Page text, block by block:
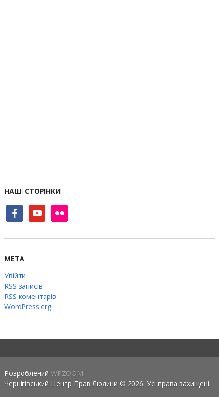
НАШІ СТОРІНКИ
facebookyoutube flickr
МЕТА
Увійти
RSS записів
RSS коментарів
WordPress.org
Розроблений WPZOOM
Чернігівський Центр Прав Людини © 2026. Усі права захищені.